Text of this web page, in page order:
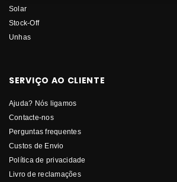
Solar
Stock-Off
Unhas
SERVIÇO AO CLIENTE
Ajuda? Nós ligamos
Contacte-nos
Perguntas frequentes
Custos de Envio
Política de privacidade
Livro de reclamações